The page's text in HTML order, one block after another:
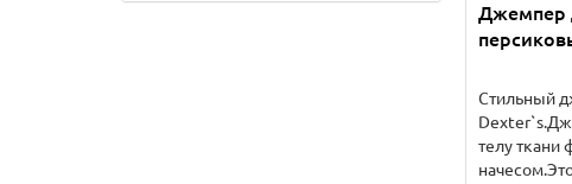
Джемпер
Стильный
телу ткани